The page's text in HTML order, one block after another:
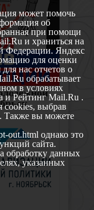
может помочь
об
при помощи
и храниться на
Федерации. Яндекс
для оценки
для нас отчетов о
обрабатывает
в условиях
и Рейтинг Mail.Ru .
cookies, выбрав
Также вы можете
out.html однако это
сайта.
обработку данных
указанных